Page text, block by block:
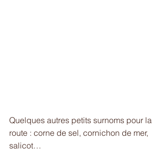
Quelques autres petits surnoms pour la
route : corne de sel, cornichon de mer,
salicot…